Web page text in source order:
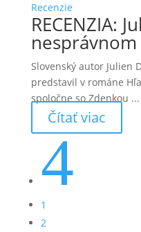
Recenzie
RECENZIA:
Slovenský autor Julien
predstavil v románe
spoločne so Zdenkou ...
Čítať viac
4
1
2